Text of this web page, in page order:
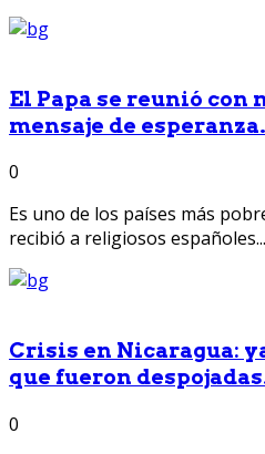
El Papa se reunió con
mensaje de
0
Es uno de los países más
recibió a religiosos españoles...
Crisis en Nicaragua:
que fueron
0